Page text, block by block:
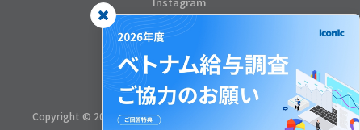
Copyright © 2026 ICONIC Co., Ltd. - All rights reserved.